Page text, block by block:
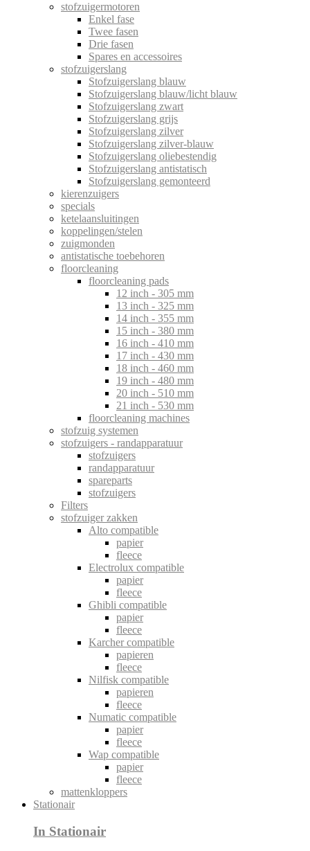
stofzuigermotoren
Enkel fase
Twee fasen
Drie fasen
Spares en accessoires
stofzuigerslang
Stofzuigerslang blauw
Stofzuigerslang blauw/licht blauw
Stofzuigerslang zwart
Stofzuigerslang grijs
Stofzuigerslang zilver
Stofzuigerslang zilver-blauw
Stofzuigerslang oliebestendig
Stofzuigerslang antistatisch
Stofzuigerslang gemonteerd
kierenzuigers
specials
ketelaansluitingen
koppelingen/stelen
zuigmonden
antistatische toebehoren
floorcleaning
floorcleaning pads
12 inch - 305 mm
13 inch - 325 mm
14 inch - 355 mm
15 inch - 380 mm
16 inch - 410 mm
17 inch - 430 mm
18 inch - 460 mm
19 inch - 480 mm
20 inch - 510 mm
21 inch - 530 mm
floorcleaning machines
stofzuig systemen
stofzuigers - randapparatuur
stofzuigers
randapparatuur
spareparts
stofzuigers
Filters
stofzuiger zakken
Alto compatible
papier
fleece
Electrolux compatible
papier
fleece
Ghibli compatible
papier
fleece
Karcher compatible
papieren
fleece
Nilfisk compatible
papieren
fleece
Numatic compatible
papier
fleece
Wap compatible
papier
fleece
mattenkloppers
Stationair
In Stationair